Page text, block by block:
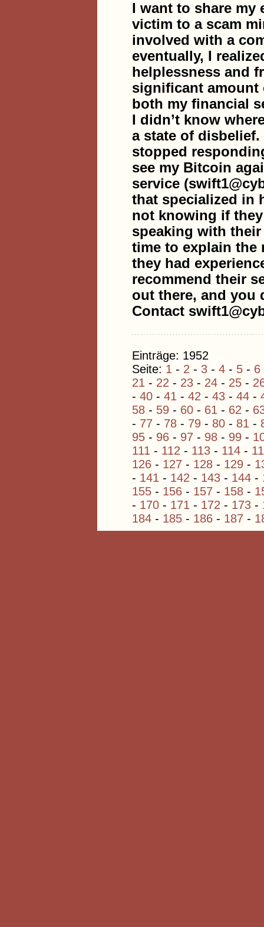
I want to share my
victim to a scam
involved with a
eventually, I
helplessness and
significant amount
both my financial
I didn’t know
a state of
stopped
see my Bitcoin
service
that specialized in
not knowing if
speaking with
time to explain the
they had
recommend their
out there, and you
Contact
Einträge: 1952
Seite: 1 - 2 - 3 - 4 - 5 - 6
21 - 22 - 23 - 24 - 25 -
- 40 - 41 - 42 - 43 - 44 -
58 - 59 - 60 - 61 - 62 -
- 77 - 78 - 79 - 80 - 81 -
95 - 96 - 97 - 98 - 99 -
111 - 112 - 113 - 114 -
126 - 127 - 128 - 129 -
- 141 - 142 - 143 - 144 -
155 - 156 - 157 - 158 -
- 170 - 171 - 172 - 173 -
184 - 185 - 186 - 187 -